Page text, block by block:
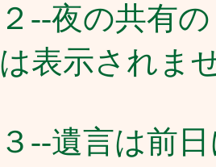
２--夜の共有
は表示されま
３--遺言は前